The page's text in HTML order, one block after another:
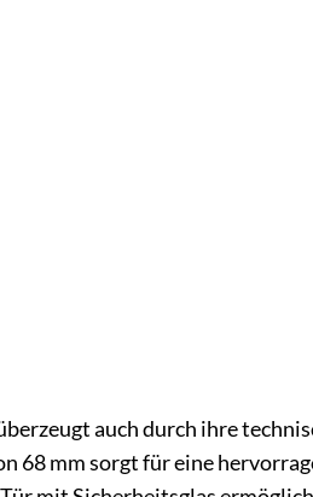
auch durch ihre
68 mm sorgt für eine